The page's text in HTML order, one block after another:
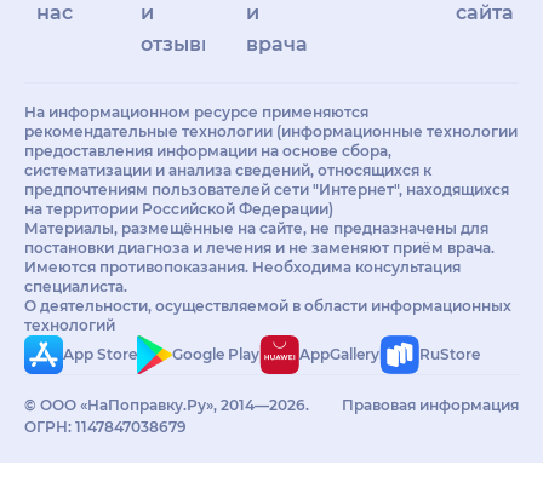
нас
и
отзывы
и
врачам
сайта
На информационном ресурсе применяются
рекомендательные технологии (информационные технологии
предоставления информации на основе сбора,
систематизации и анализа сведений, относящихся к
предпочтениям пользователей сети "Интернет", находящихся
на территории Российской Федерации)
Материалы, размещённые на сайте, не предназначены для
постановки диагноза и лечения и не заменяют приём врача.
Имеются противопоказания. Необходима консультация
специалиста.
О деятельности, осуществляемой в области информационных
технологий
App Store
Google Play AppGallery RuStore
© ООО «НаПоправку.Ру», 2014—2026.
ОГРН: 1147847038679
Правовая информация